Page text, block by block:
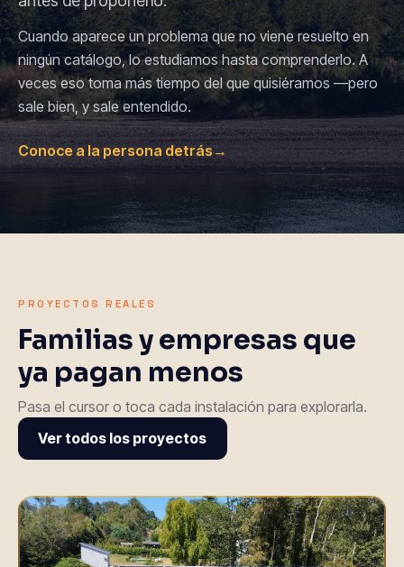
Cuando aparece un problema que no viene resuelto en
ningún catálogo, lo estudiamos hasta comprenderlo. A
veces eso toma más tiempo del que quisiéramos —pero
sale bien, y sale entendido.
Conoce a la persona detrás→
PROYECTOS REALES
Familias y empresas que
ya pagan menos
Pasa el cursor o toca cada instalación para explorarla.
Ver todos los proyectos